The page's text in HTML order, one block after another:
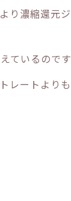
り濃縮還元
ているのです
レートより